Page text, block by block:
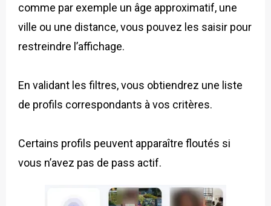
comme par exemple un âge approximatif, une
ville ou une distance, vous pouvez les saisir pour
restreindre l’affichage.
En validant les filtres, vous obtiendrez une liste
de profils correspondants à vos critères.
Certains profils peuvent apparaître floutés si
vous n’avez pas de pass actif.